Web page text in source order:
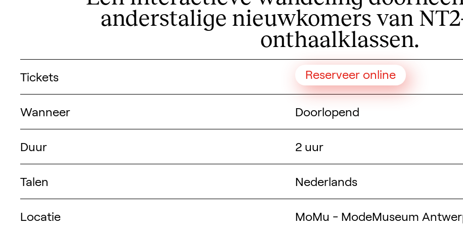
anderstalige nieuwkomers van
onthaalklassen.
Praktische informatie
Tickets Reserveer online
Wanneer Doorlopend
Duur 2 uur
Talen Nederlands
Locatie MoMu - ModeMuseum